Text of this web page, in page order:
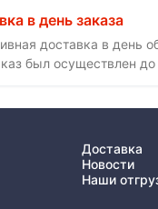
в день заказа
доставка в день
был осуществлен до
Доставка
Новости
Наши